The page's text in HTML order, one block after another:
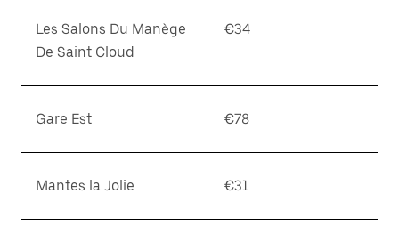
Les Salons Du Manège
De Saint Cloud
€34
Gare Est €78
Mantes la Jolie €31